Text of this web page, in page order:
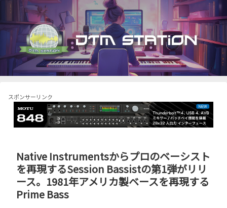
スポンサーリンク
Native Instrumentsからプロのベーシスト
を再現するSession Bassistの第1弾がリリ
ース。1981年アメリカ製ベースを再現する
Prime Bass